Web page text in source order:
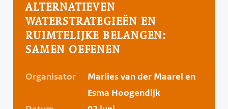
ALTERNATIEVEN
WATERSTRATEGIEËN EN
RUIMTELIJKE BELANGEN:
SAMEN OEFENEN
Organisator
Marlies van der Maarel en
Esma Hoogendijk